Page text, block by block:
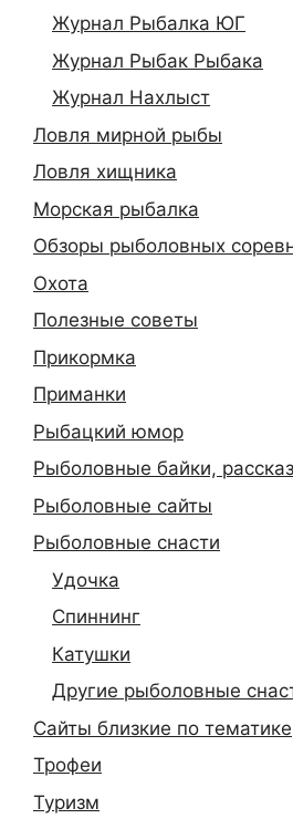
Журнал Рыбалка ЮГ
Журнал Рыбак Рыбака
Журнал Нахлыст
Ловля мирной рыбы
Ловля хищника
Морская рыбалка
Обзоры рыболовных
Охота
Полезные советы
Прикормка
Приманки
Рыбацкий юмор
Рыболовные байки,
Рыболовные сайты
Рыболовные снасти
Удочка
Спиннинг
Катушки
Другие рыболовные
Сайты близкие по тематике
Трофеи
Туризм